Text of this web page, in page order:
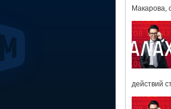
Макарова,
действий